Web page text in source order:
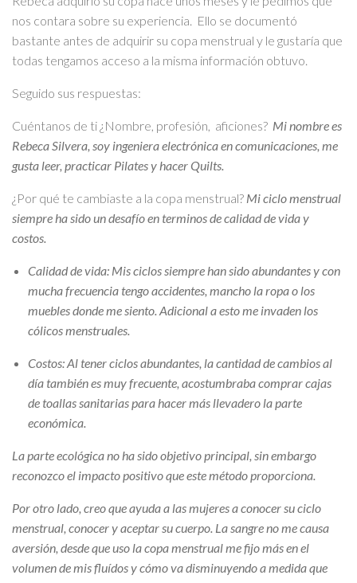
nos contara sobre su experiencia. Ello se documentó
bastante antes de adquirir su copa menstrual y le gustaría que
todas tengamos acceso a la misma información obtuvo.
Seguido sus respuestas:
Cuéntanos de ti ¿Nombre, profesión, aficiones? Mi nombre es
Rebeca Silvera, soy ingeniera electrónica en comunicaciones, me
gusta leer, practicar Pilates y hacer Quilts.
¿Por qué te cambiaste a la copa menstrual? Mi ciclo menstrual
siempre ha sido un desafío en terminos de calidad de vida y
costos.
Calidad de vida: Mis ciclos siempre han sido abundantes y con
mucha frecuencia tengo accidentes, mancho la ropa o los
muebles donde me siento. Adicional a esto me invaden los
cólicos menstruales.
Costos: Al tener ciclos abundantes, la cantidad de cambios al
día también es muy frecuente, acostumbraba comprar cajas
de toallas sanitarias para hacer más llevadero la parte
económica.
La parte ecológica no ha sido objetivo principal, sin embargo
reconozco el impacto positivo que este método proporciona.
Por otro lado, creo que ayuda a las mujeres a conocer su ciclo
menstrual, conocer y aceptar su cuerpo. La sangre no me causa
aversión, desde que uso la copa menstrual me fijo más en el
volumen de mis fluídos y cómo va disminuyendo a medida que